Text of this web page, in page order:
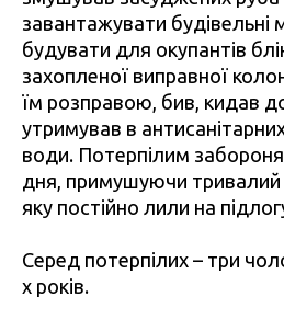
завантажувати будівельні
будувати для окупантів
захопленої виправної
їм розправою, бив, кидав
утримував в
води. Потерпілим
дня, примушуючи тривалий
яку постійно лили на
Серед потерпілих – три
х років.